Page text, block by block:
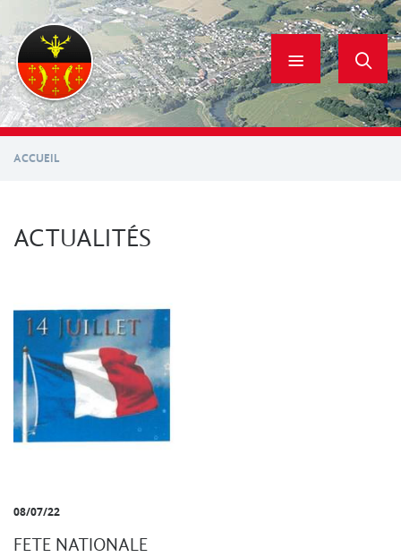
contenu
principal
ACCUEIL
ACTUALITÉS
08/07/22
FETE NATIONALE